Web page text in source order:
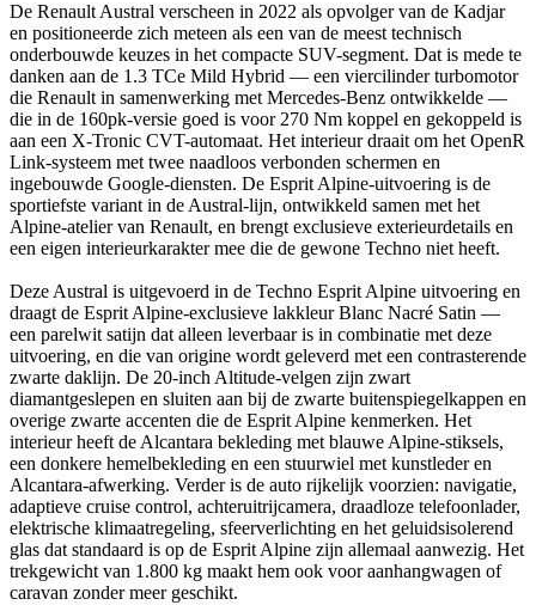
De Renault Austral verscheen in 2022 als opvolger van de Kadjar
en positioneerde zich meteen als een van de meest technisch
onderbouwde keuzes in het compacte SUV-segment. Dat is mede te
danken aan de 1.3 TCe Mild Hybrid — een viercilinder turbomotor
die Renault in samenwerking met Mercedes-Benz ontwikkelde —
die in de 160pk-versie goed is voor 270 Nm koppel en gekoppeld is
aan een X-Tronic CVT-automaat. Het interieur draait om het OpenR
Link-systeem met twee naadloos verbonden schermen en
ingebouwde Google-diensten. De Esprit Alpine-uitvoering is de
sportiefste variant in de Austral-lijn, ontwikkeld samen met het
Alpine-atelier van Renault, en brengt exclusieve exterieurdetails en
een eigen interieurkarakter mee die de gewone Techno niet heeft.
Deze Austral is uitgevoerd in de Techno Esprit Alpine uitvoering en
draagt de Esprit Alpine-exclusieve lakkleur Blanc Nacré Satin —
een parelwit satijn dat alleen leverbaar is in combinatie met deze
uitvoering, en die van origine wordt geleverd met een contrasterende
zwarte daklijn. De 20-inch Altitude-velgen zijn zwart
diamantgeslepen en sluiten aan bij de zwarte buitenspiegelkappen en
overige zwarte accenten die de Esprit Alpine kenmerken. Het
interieur heeft de Alcantara bekleding met blauwe Alpine-stiksels,
een donkere hemelbekleding en een stuurwiel met kunstleder en
Alcantara-afwerking. Verder is de auto rijkelijk voorzien: navigatie,
adaptieve cruise control, achteruitrijcamera, draadloze telefoonlader,
elektrische klimaatregeling, sfeerverlichting en het geluidsisolerend
glas dat standaard is op de Esprit Alpine zijn allemaal aanwezig. Het
trekgewicht van 1.800 kg maakt hem ook voor aanhangwagen of
caravan zonder meer geschikt.